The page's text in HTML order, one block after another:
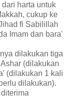
harta untuk
cukup ke
fi Sabilillah
Imam dan bara'
dilakukan tiga
(dilakukan
(dilakukan 1 kali
dilakukan).